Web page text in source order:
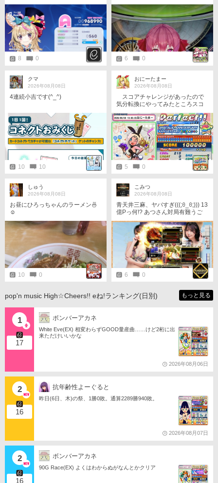
8 0 6 0
クマ
2026年08月08日
4連続小吉です(^_^)
10 10
おにーたまー
2026年08月08日
スコアチャレンジがあったので
気分転換にやってみたところスコ
5 0
しゅう
2026年08月08日
お昼にひろっちゃんのラーメン🍜
☺️
10 0
こみつ
2026年08月08日
青天井三麻、ヤバすぎ(⁠(⁠(⁠;⁠ꏿ⁠_⁠ꏿ⁠;⁠)⁠)⁠) 13
億Pっ何!? あつさん対局有難うご
ざいました。 古川プロの筆頭頑張
って下さい。 またイベントでお会
いしたいです♪
6 0
pop'n music High☆Cheers!! eね!ランキング(日別) もっと見る
1
17
ボンバーアカネ
White Eve(EX) 相変わらずGOOD量産曲……けど2桁に出
来ただけいいかな
2026年08月06日
2
16
抗年齢性よーぐると
昨日(6日、木)の祭、1勝0敗。通算2289勝940敗。
2026年08月07日
2
16
ボンバーアカネ
90G Race(EX) よくはわからぬがなんとかクリア